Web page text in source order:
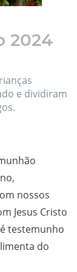
2024
e dividiram
nossos
Jesus Cristo
testemunho
do